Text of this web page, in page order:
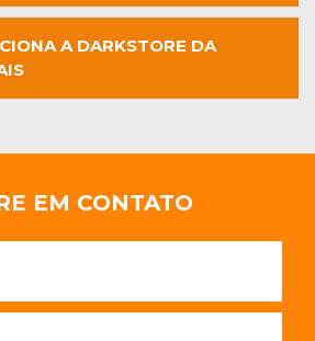
A DARKSTORE DA
EM CONTATO